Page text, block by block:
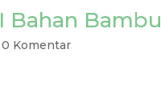
Bahan Bambu
0 Komentar